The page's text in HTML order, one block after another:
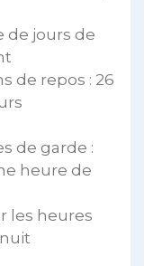
jours de
de repos : 26
de garde :
heure de
les heures